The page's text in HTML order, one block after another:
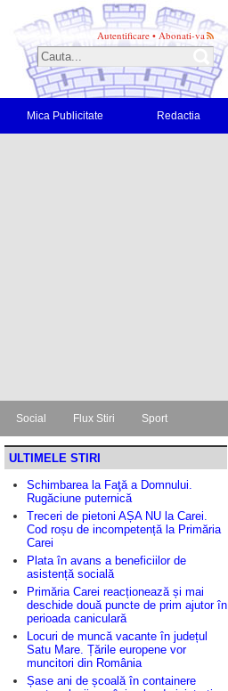
Autentificare • Abonati-va
Mica Publicitate Redactia
Social Flux Stiri Sport
ULTIMELE STIRI
Schimbarea la Faţă a Domnului.
Rugăciune puternică
Treceri de pietoni AȘA NU la Carei.
Cod roșu de incompetență la Primăria
Carei
Plata în avans a beneficiilor de
asistență socială
Primăria Carei reacționează și mai
deschide două puncte de prim ajutor în
perioada caniculară
Locuri de muncă vacante în județul
Satu Mare. Țările europene vor
muncitori din România
Șase ani de școală în containere